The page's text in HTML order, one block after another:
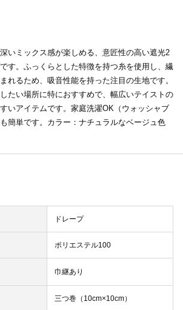
いミックス感が楽しめる、意匠性の高い遮光2
す。ふっくらとした特徴を持つ糸を使用し、繊
れるため、吸音性能を持った注目の生地です。
たい場所に特におすすめで、幅広いテイストの
いアイテムです。家庭洗濯OK（ウォッシャブ
簡単です。カラー：ナチュラルなベージュ色
ドレープ
ポリエステル100
巾継あり
三つ巻（10cm×10cm）